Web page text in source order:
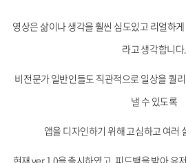
영상은 삶이나 생각을 훨씬 심도있고 리얼하
라고 생각합니다.
비전문가 일반인들도 직관적으로 일상을 퀄
낼 수 있도록
앱을 디자인하기 위해 고심하고 여러